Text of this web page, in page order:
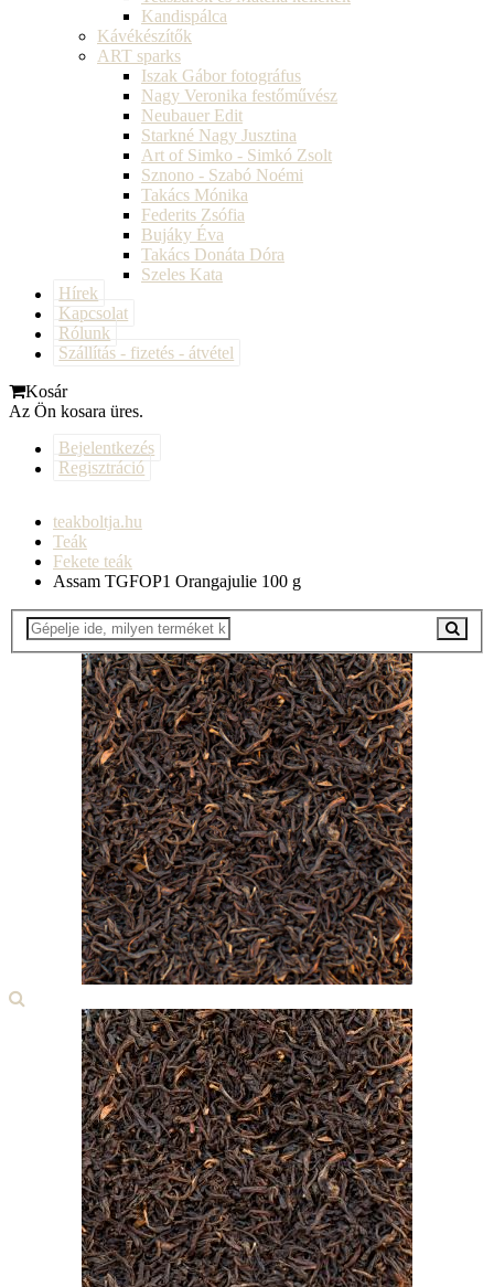
Kandispálca
Kávékészítők
ART sparks
Iszak Gábor fotográfus
Nagy Veronika festőművész
Neubauer Edit
Starkné Nagy Jusztina
Art of Simko - Simkó Zsolt
Sznono - Szabó Noémi
Takács Mónika
Federits Zsófia
Bujáky Éva
Takács Donáta Dóra
Szeles Kata
Hírek
Kapcsolat
Rólunk
Szállítás - fizetés - átvétel
Kosár
Az Ön kosara üres.
Bejelentkezés
Regisztráció
teakboltja.hu
Teák
Fekete teák
Assam TGFOP1 Orangajulie 100 g